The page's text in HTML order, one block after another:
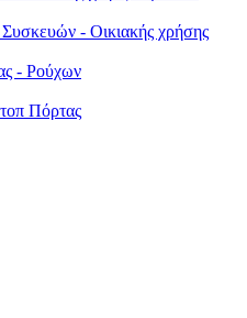
- Οικιακής χρήσης
- Ρούχων
Πόρτας